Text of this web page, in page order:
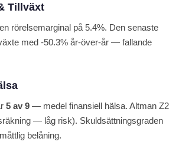
Tillväxt
rörelsemarginal på 5.4%. Den senaste
med -50.3% år-över-år — fallande
5 av 9 — medel finansiell hälsa. Altman Z2
— låg risk). Skuldsättningsgraden
belåning.